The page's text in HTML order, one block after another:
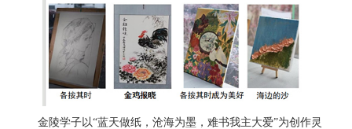
金陵学子以“蓝天做纸，沧海为墨，难书我主大爱”为创作灵